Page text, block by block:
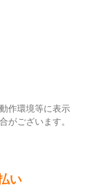
作環境等に表示
がございます。
い